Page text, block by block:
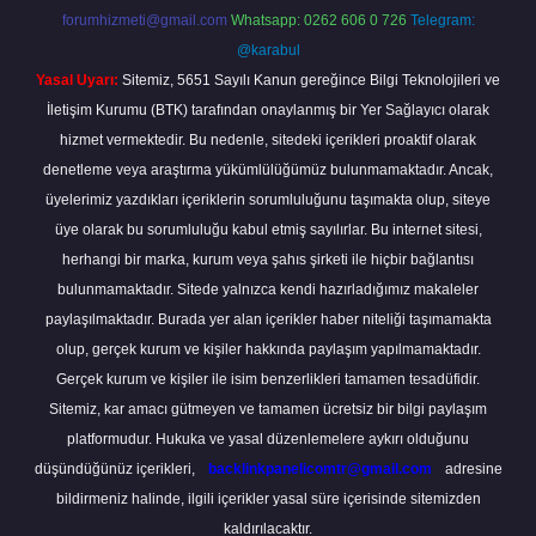
forumhizmeti@gmail.com Whatsapp: 0262 606 0 726 Telegram:
@karabul
Yasal Uyarı: Sitemiz, 5651 Sayılı Kanun gereğince Bilgi Teknolojileri ve
İletişim Kurumu (BTK) tarafından onaylanmış bir Yer Sağlayıcı olarak
hizmet vermektedir. Bu nedenle, sitedeki içerikleri proaktif olarak
denetleme veya araştırma yükümlülüğümüz bulunmamaktadır. Ancak,
üyelerimiz yazdıkları içeriklerin sorumluluğunu taşımakta olup, siteye
üye olarak bu sorumluluğu kabul etmiş sayılırlar. Bu internet sitesi,
herhangi bir marka, kurum veya şahıs şirketi ile hiçbir bağlantısı
bulunmamaktadır. Sitede yalnızca kendi hazırladığımız makaleler
paylaşılmaktadır. Burada yer alan içerikler haber niteliği taşımamakta
olup, gerçek kurum ve kişiler hakkında paylaşım yapılmamaktadır.
Gerçek kurum ve kişiler ile isim benzerlikleri tamamen tesadüfidir.
Sitemiz, kar amacı gütmeyen ve tamamen ücretsiz bir bilgi paylaşım
platformudur. Hukuka ve yasal düzenlemelere aykırı olduğunu
düşündüğünüz içerikleri,
backlinkpanelicomtr@gmail.com
adresine
bildirmeniz halinde, ilgili içerikler yasal süre içerisinde sitemizden
kaldırılacaktır.